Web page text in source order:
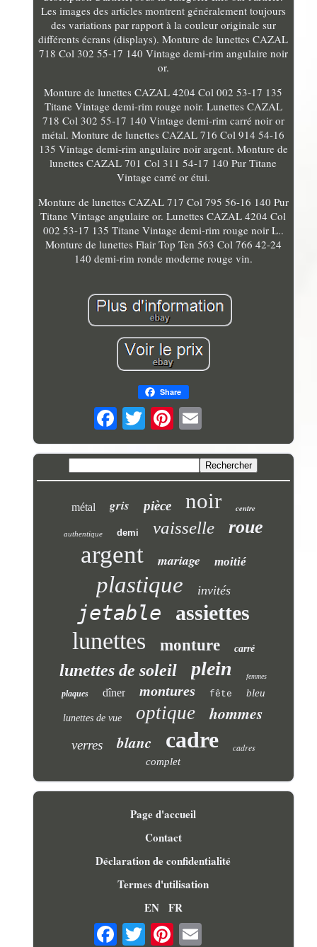
Les images des articles montrent généralement toujours
des variations par rapport à la couleur originale sur
différents écrans (displays). Monture de lunettes CAZAL
718 Col 302 55-17 140 Vintage demi-rim angulaire noir
or.
Monture de lunettes CAZAL 4204 Col 002 53-17 135
Titane Vintage demi-rim rouge noir. Lunettes CAZAL
718 Col 302 55-17 140 Vintage demi-rim carré noir or
métal. Monture de lunettes CAZAL 716 Col 914 54-16
135 Vintage demi-rim angulaire noir argent. Monture de
lunettes CAZAL 701 Col 311 54-17 140 Pur Titane
Vintage carré or étui.
Monture de lunettes CAZAL 717 Col 795 56-16 140 Pur
Titane Vintage angulaire or. Lunettes CAZAL 4204 Col
002 53-17 135 Titane Vintage demi-rim rouge noir L..
Monture de lunettes Flair Top Ten 563 Col 766 42-24
140 demi-rim ronde moderne rouge vin.
Share
métal gris pièce noir centre
authentique demi vaisselle roue
argent mariage moitié
plastique invités
jetable assiettes
lunettes monture carré
lunettes de soleil plein femmes
plaques dîner montures fête bleu
lunettes de vue optique hommes
verres blanc cadre
cadres
complet
Page d'accueil
Contact
Déclaration de confidentialité
Termes d'utilisation
EN FR